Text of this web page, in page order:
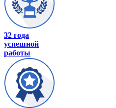
32 года
успешной
работы